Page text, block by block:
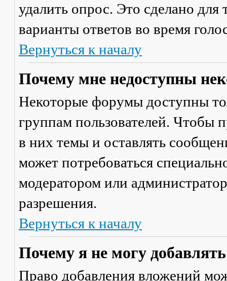
удалить опрос. Это сделано для
варианты ответов во время
Вернуться к началу
Почему мне недоступны
Некоторые форумы доступны
группам пользователей. Чтобы
в них темы и оставлять
может потребоваться
модератором или
разрешения.
Вернуться к началу
Почему я не могу
Право добавления вложений